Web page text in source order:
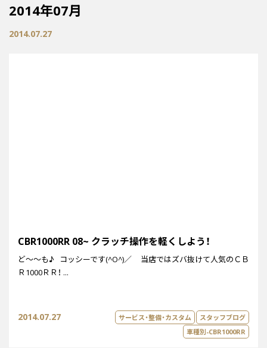
2014年07月
2014.07.27
CBR1000RR 08~ クラッチ操作を軽くしよう！
ど～～も♪ コッシーです(^O^)／ 当店ではズバ抜けて人気のＣＢ
Ｒ1000ＲＲ！ ...
2014.07.27 サービス・整備・カスタム
スタッフブログ
車種別-CBR1000RR